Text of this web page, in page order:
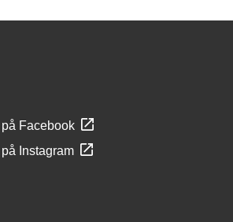
Facebook
Instagram